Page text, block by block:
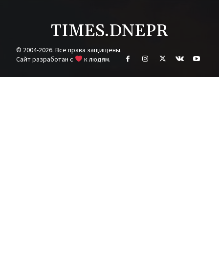
TIMES.DNEPR
© 2004-2026. Все права защищены.
Cайт разработан с
к людям.